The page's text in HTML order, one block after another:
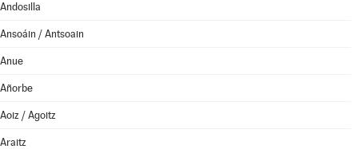
Andosilla
Ansoáin / Antsoain
Anue
Añorbe
Aoiz / Agoitz
Araitz